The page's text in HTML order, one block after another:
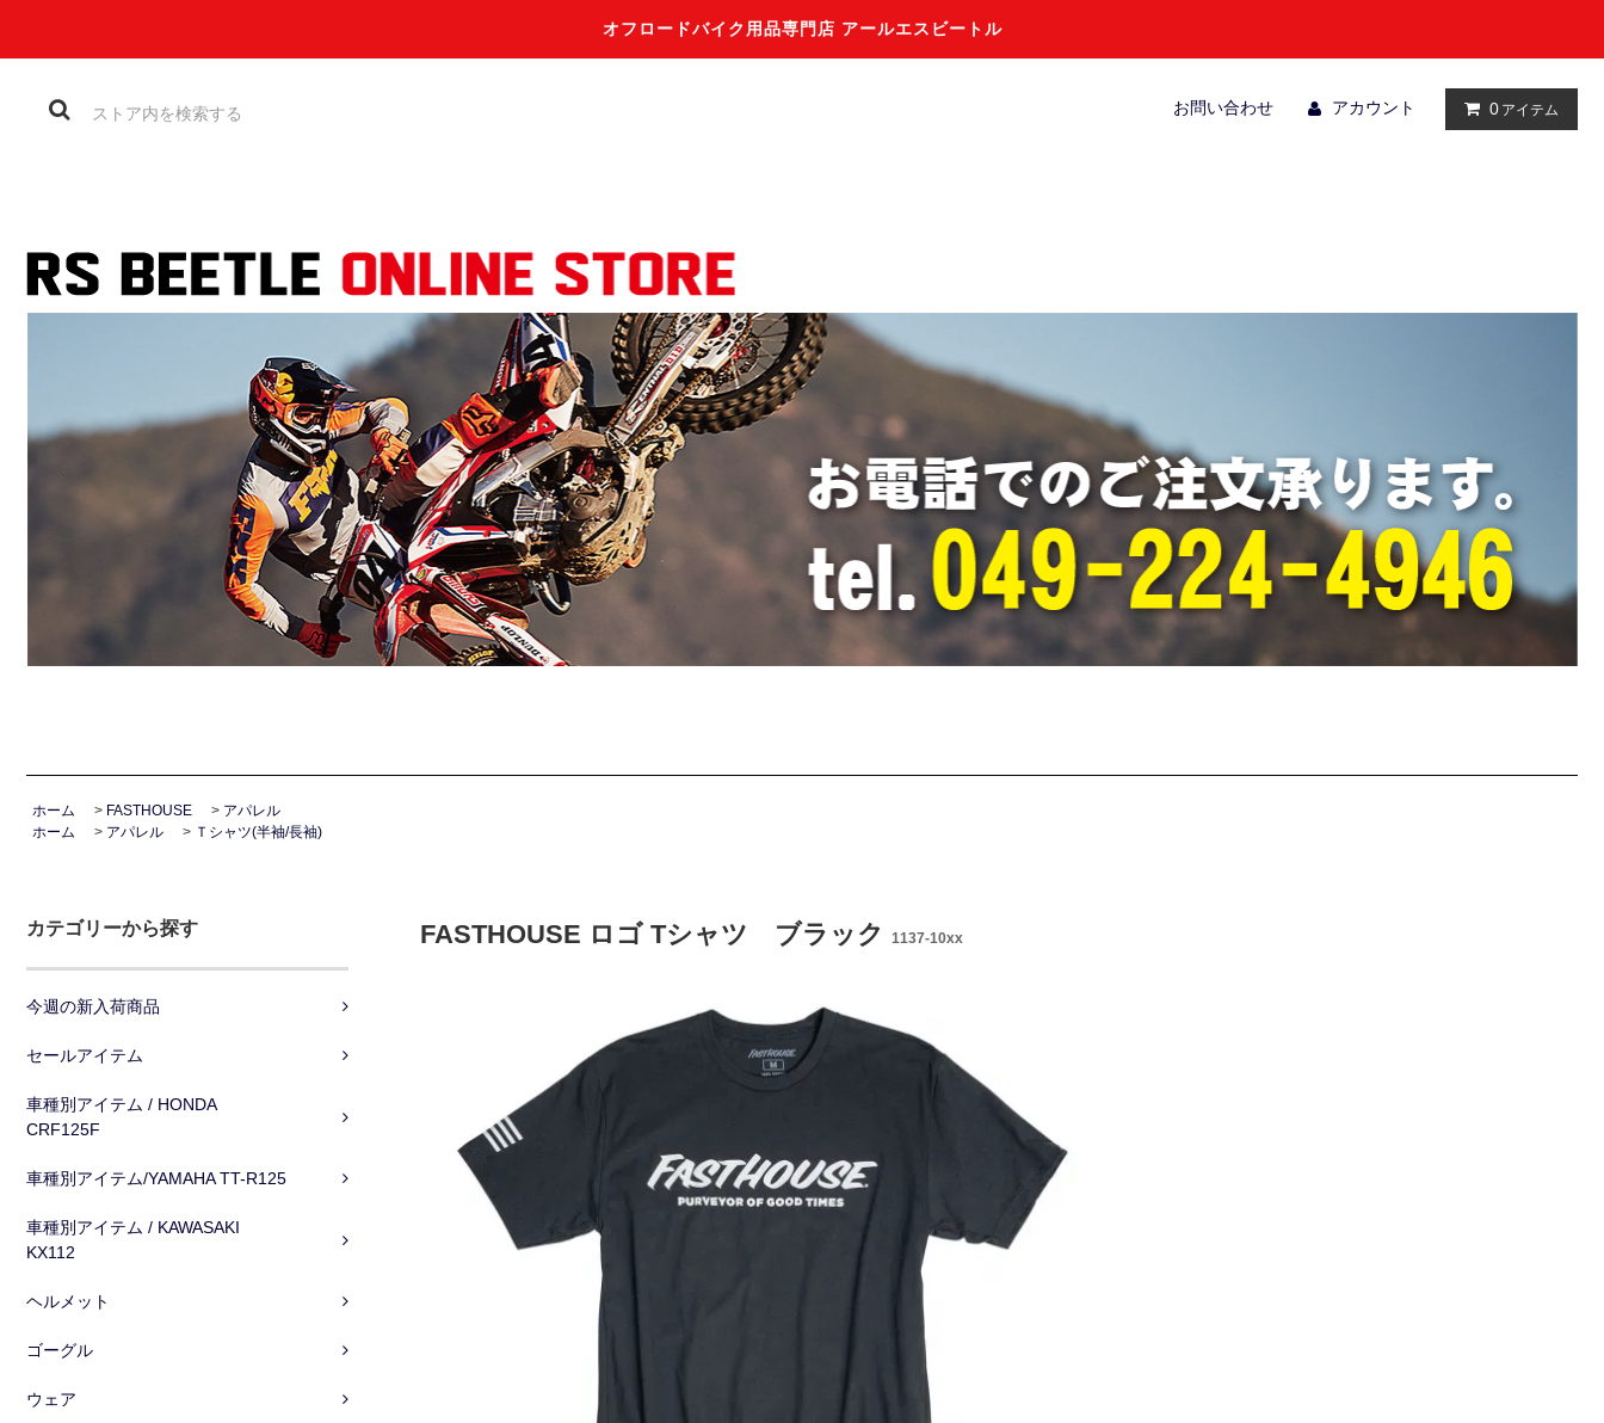
オフロードバイク用品専門店 アールエスビートル
お問い合わせ アカウント 0 アイテム
ホーム > FASTHOUSE > アパレル
ホーム
> アパレル > Ｔシャツ(半袖/長袖)
カテゴリーから探す
今週の新入荷商品
セールアイテム
車種別アイテム / HONDA
CRF125F
車種別アイテム/YAMAHA TT-R125
車種別アイテム / KAWASAKI
KX112
ヘルメット
ゴーグル
ウェア
FASTHOUSE ロゴ Tシャツ ブラック 1137-10xx